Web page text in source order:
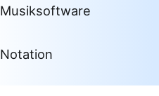
Musiksoftware
Notation